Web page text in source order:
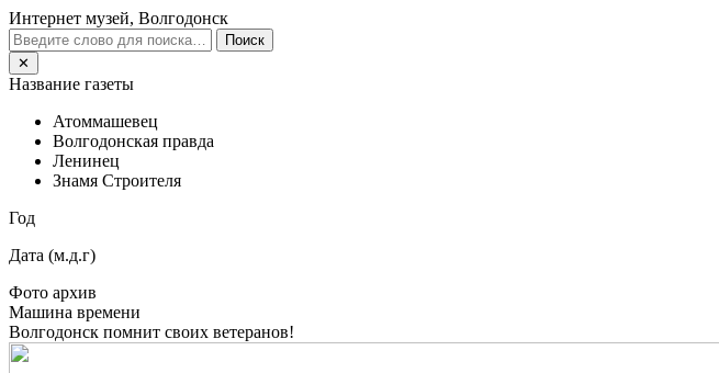
Интернет музей, Волгодонск
Поиск
✕
Название газеты
Атоммашевец
Волгодонская правда
Ленинец
Знамя Строителя
Год
Дата (м.д.г)
Фото архив
Машина времени
Волгодонск помнит своих ветеранов!